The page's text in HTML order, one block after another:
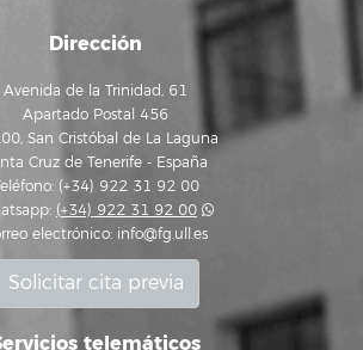
Dirección
Avenida de la Trinidad, 61
Apartado Postal 456
San Cristóbal de La Laguna
Cruz de Tenerife - España
(+34) 922 31 92 00
(+34) 922 31 92 00
electrónico: info@fg.ull.es
Solicitar cita previa
telemáticos